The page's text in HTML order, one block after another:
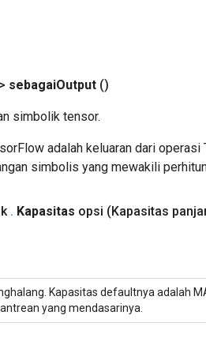
sebagaiOutput ()
simbolik tensor.
adalah keluaran dari
simbolis yang mewakili
. Kapasitas opsi (Kapasitas
Kapasitas defaultnya adalah
yang mendasarinya.